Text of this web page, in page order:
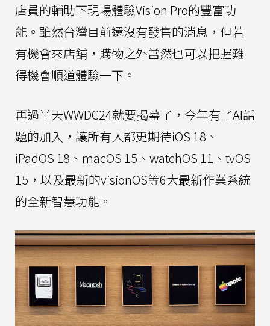
店員的輔助下現場體驗Vision Pro的豐富功
能。雖然台灣目前還沒有發售的消息，但若
有機會來店舖，購物之外當然也可以把握難
得機會順道體驗一下。
再過半天WWDC24就要揭幕了，今年有了AI話
題的加入，讓所有人都更期待iOS 18、
iPadOS 18、macOS 15、watchOS 11、tvOS
15，以及最新的visionOS等6大最新作業系統
的全新智慧功能。